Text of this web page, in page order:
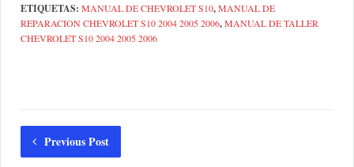
ETIQUETAS: MANUAL DE CHEVROLET S10,MANUAL DE
REPARACION CHEVROLET S10 2004 2005 2006,MANUAL DE TALLER
CHEVROLET S10 2004 2005 2006
Previous Post